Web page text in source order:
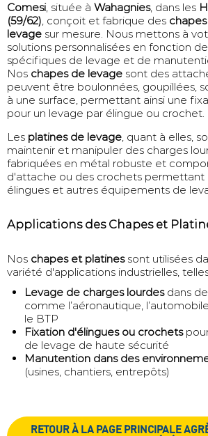
Comesi, située à Wahagnies, dans les
(59/62), conçoit et fabrique des
levage sur mesure. Nous mettons à
solutions personnalisées en fonction
spécifiques de levage et de
Nos chapes de levage sont des
peuvent être boulonnées, goupillées,
à une surface, permettant ainsi une
pour un levage par élingue ou crochet.
Les platines de levage, quant à elles,
maintenir et manipuler des charges
fabriquées en métal robuste et
d'attache ou des crochets permettant
élingues et autres équipements de
Applications des Chapes et
Nos chapes et platinessont utilisées
variété d'applications industrielles,
Levage de charges lourdesdans
comme l’aéronautique,
le BTP
Fixation d'élingues ou crochets
de levage de haute sécurité
Manutention dans des
(usines, chantiers, entrepôts)
RETOUR À LA PAGE PRINCIPALE